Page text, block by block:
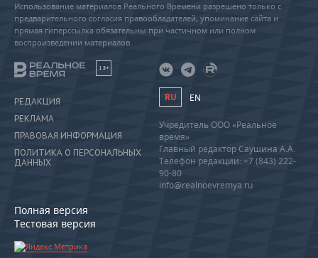
Использование материалов Реального Времени разрешено только с
предварительного согласия правообладателей, упоминание сайта и
прямая гиперссылка обязательны при частичном или полном
воспроизведении материалов.
18+
РЕДАКЦИЯ
РЕКЛАМА
ПРАВОВАЯ ИНФОРМАЦИЯ
ПОЛИТИКА О ПЕРСОНАЛЬНЫХ
ДАННЫХ
Полная версия
Тестовая версия
RU EN
Учредитель ООО «Реальное
время»
Главный редактор Саушина А.А.
Телефон редакции: +7 (843) 222-
90-80
info@realnoevremya.ru